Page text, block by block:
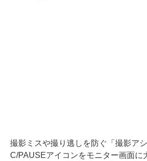
撮影ミスや撮り逃しを防ぐ「撮影ア
C/PAUSEアイコンをモニター画面に